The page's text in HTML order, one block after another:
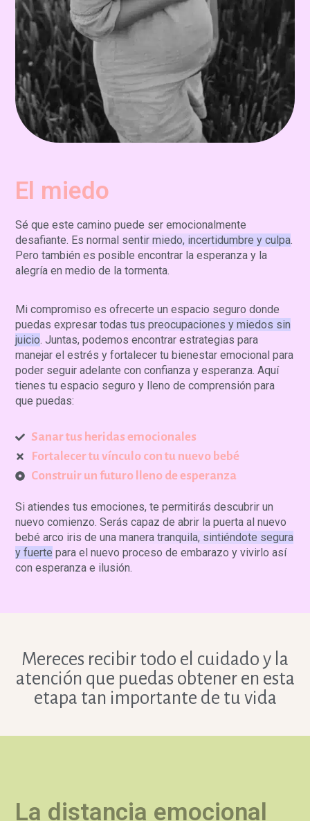
El miedo
Sé que este camino puede ser emocionalmente
desafiante. Es normal sentir miedo, incertidumbre y culpa.
Pero también es posible encontrar la esperanza y la
alegría en medio de la tormenta.
Mi compromiso esofrecerte un espacio seguro donde
puedas expresar todas tus preocupaciones y miedos sin
juicio. Juntas, podemos encontrar estrategias para
manejar el estrés y fortalecer tu bienestar emocional para
poder seguir adelante con confianza y esperanza. Aquí
tienes tu espacio seguro y lleno de comprensión para
que puedas:
Sanar tus heridas emocionales
Fortalecer tu vínculo con tu nuevo bebé
Construir un futuro lleno de esperanza
Si atiendes tus emociones, te permitirás descubrir un
nuevo comienzo. Serás capaz deabrir la puerta al nuevo
bebé arco iris de una manera tranquila, sintiéndote segura
y fuerte para el nuevo proceso de embarazo y vivirlo así
con esperanza e ilusión.
Mereces recibir todo el cuidado y la
atención que puedas obtener en esta
etapa tan importante de tu vida
La distancia emocional